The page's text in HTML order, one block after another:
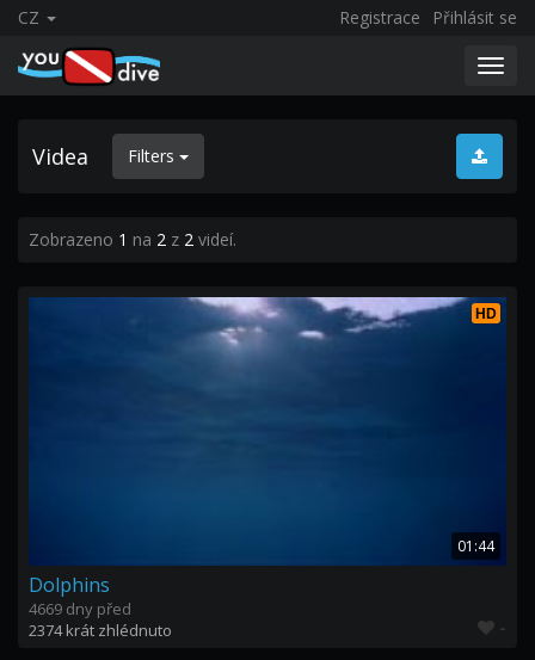
CZ Registrace Přihlásit se
Videa Filters
Zobrazeno 1 na 2 z 2 videí.
HD
01:44
Dolphins
4669 dny před
2374 krát zhlédnuto
-